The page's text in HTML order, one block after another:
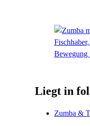
Liegt in
Zumba &